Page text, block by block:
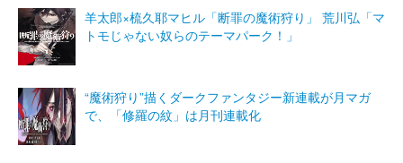
羊太郎×梳久耶マヒル「断罪の魔術狩り」 荒川弘「マ
トモじゃない奴らのテーマパーク！」
“魔術狩り”描くダークファンタジー新連載が月マガ
で、「修羅の紋」は月刊連載化